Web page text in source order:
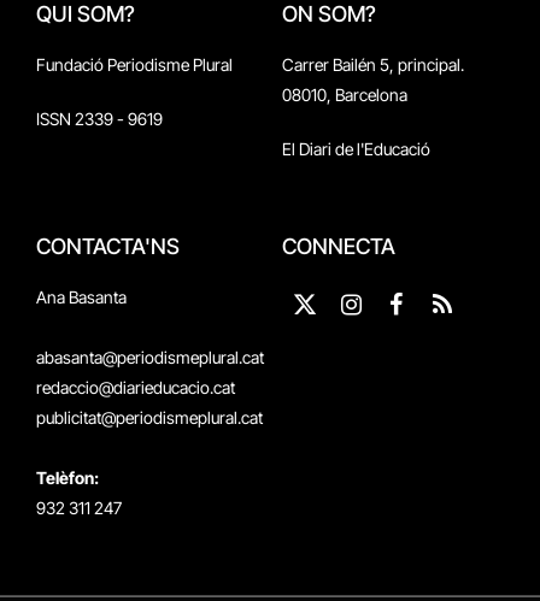
QUI SOM?
Fundació Periodisme Plural
ISSN 2339 - 9619
ON SOM?
Carrer Bailén 5, principal.
08010, Barcelona
El Diari de l'Educació
CONTACTA'NS
Ana Basanta
abasanta@periodismeplural.cat
redaccio@diarieducacio.cat
publicitat@periodismeplural.cat
Telèfon:
932 311 247
CONNECTA
X
Instagram
Facebook
RSS